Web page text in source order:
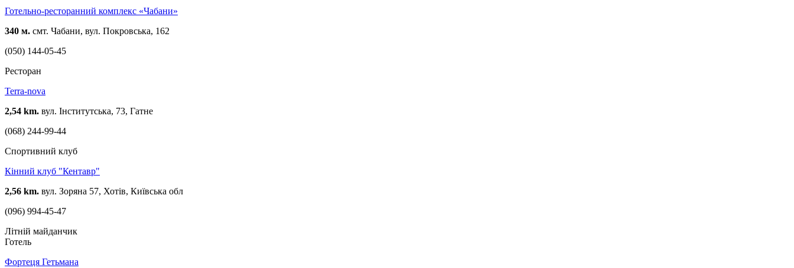
Готельно-ресторанний комплекс «Чабани»
340 м. смт. Чабани, вул. Покровська, 162
(050) 144-05-45
Ресторан
Terra-nova
2,54 km. вул. Інститутська, 73, Гатне
(068) 244-99-44
Спортивний клуб
Кінний клуб "Кентавр"
2,56 km. вул. Зоряна 57, Хотів, Київська обл
(096) 994-45-47
Літній майданчик
Готель
Фортеця Гетьмана